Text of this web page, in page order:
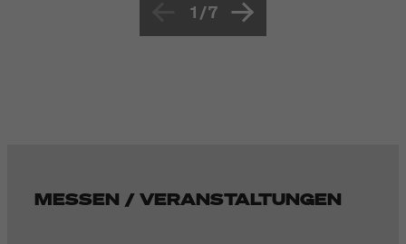
1 /7
MESSEN / VERANSTALTUNGEN